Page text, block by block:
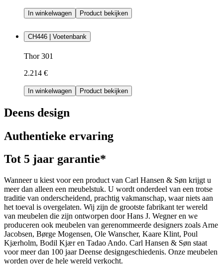
In winkelwagen Product bekijken
CH446 | Voetenbank
Thor 301
2.214 €
In winkelwagen Product bekijken
Deens design
Authentieke ervaring
Tot 5 jaar garantie*
Wanneer u kiest voor een product van Carl Hansen & Søn krijgt u
meer dan alleen een meubelstuk. U wordt onderdeel van een trotse
traditie van onderscheidend, prachtig vakmanschap, waar niets aan
het toeval is overgelaten. Wij zijn de grootste fabrikant ter wereld
van meubelen die zijn ontworpen door Hans J. Wegner en we
produceren ook meubelen van gerenommeerde designers zoals Arne
Jacobsen, Børge Mogensen, Ole Wanscher, Kaare Klint, Poul
Kjærholm, Bodil Kjær en Tadao Ando. Carl Hansen & Søn staat
voor meer dan 100 jaar Deense designgeschiedenis. Onze meubelen
worden over de hele wereld verkocht.